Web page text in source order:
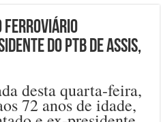
ferroviário
do PTB de Assis,
desta quarta-feira,
72 anos de idade,